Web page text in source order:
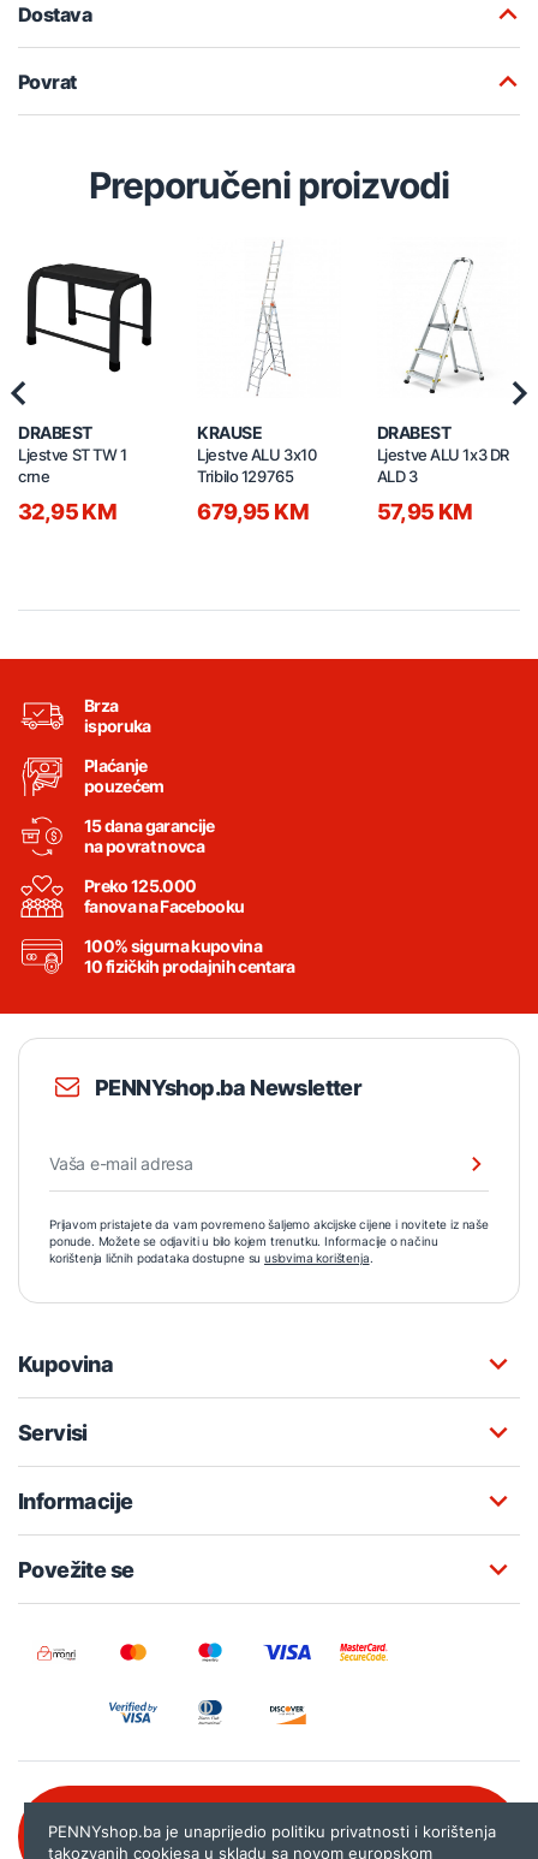
Dostava
Povrat
Preporučeni proizvodi
DRABEST
Ljestve ST TW 1
crne
32,95 KM
KRAUSE
Ljestve ALU 3x10
Tribilo 129765
679,95 KM
DRABEST
Ljestve ALU 1x3 DR
ALD 3
57,95 KM
Brza
isporuka
Plaćanje
pouzećem
15 dana garancije
na povrat novca
Preko 125.000
fanova na Facebooku
100% sigurna kupovina
10 fizičkih prodajnih centara
PENNYshop.ba Newsletter
Prijavom pristajete da vam povremeno šaljemo akcijske cijene i novitete iz naše
ponude. Možete se odjaviti u bilo kojem trenutku. Informacije o načinu
korištenja ličnih podataka dostupne su uslovima korištenja.
Kupovina
Servisi
Informacije
Povežite se
080 020 261
PENNYshop.ba je unaprijedio politiku privatnosti i korištenja
takozvanih cookiesa u skladu sa novom europskom